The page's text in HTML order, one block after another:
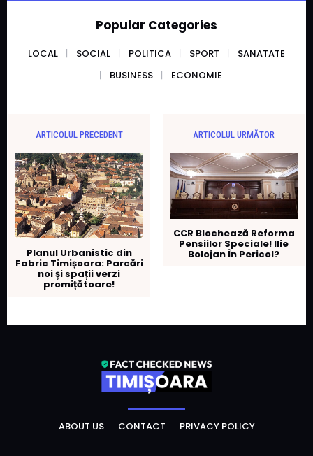
Popular Categories
LOCAL SOCIAL POLITICA SPORT
SANATATE
BUSINESS
ECONOMIE
ARTICOLUL PRECEDENT
Planul Urbanistic din
Fabric Timișoara: Parcări
noi și spații verzi
promițătoare!
ARTICOLUL URMĂTOR
CCR Blochează Reforma
Pensiilor Speciale! Ilie
Bolojan În Pericol?
ABOUT US CONTACT PRIVACY POLICY